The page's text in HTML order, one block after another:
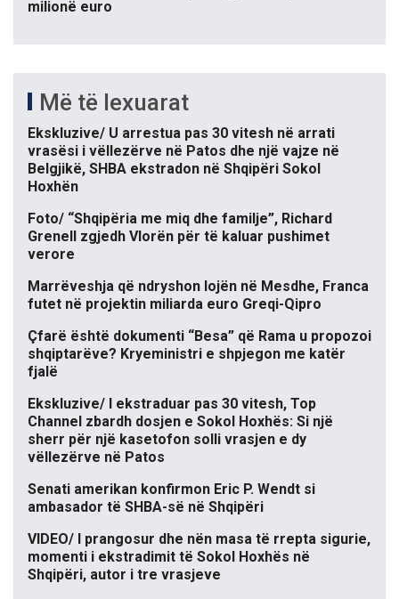
milionë euro
Më të lexuarat
Ekskluzive/ U arrestua pas 30 vitesh në arrati
vrasësi i vëllezërve në Patos dhe një vajze në
Belgjikë, SHBA ekstradon në Shqipëri Sokol
Hoxhën
Foto/ “Shqipëria me miq dhe familje”, Richard
Grenell zgjedh Vlorën për të kaluar pushimet
verore
Marrëveshja që ndryshon lojën në Mesdhe, Franca
futet në projektin miliarda euro Greqi-Qipro
Çfarë është dokumenti “Besa” që Rama u propozoi
shqiptarëve? Kryeministri e shpjegon me katër
fjalë
Ekskluzive/ I ekstraduar pas 30 vitesh, Top
Channel zbardh dosjen e Sokol Hoxhës: Si një
sherr për një kasetofon solli vrasjen e dy
vëllezërve në Patos
Senati amerikan konfirmon Eric P. Wendt si
ambasador të SHBA-së në Shqipëri
VIDEO/ I prangosur dhe nën masa të rrepta sigurie,
momenti i ekstradimit të Sokol Hoxhës në
Shqipëri, autor i tre vrasjeve